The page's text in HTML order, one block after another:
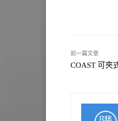
前一篇文章
COAST 可夾